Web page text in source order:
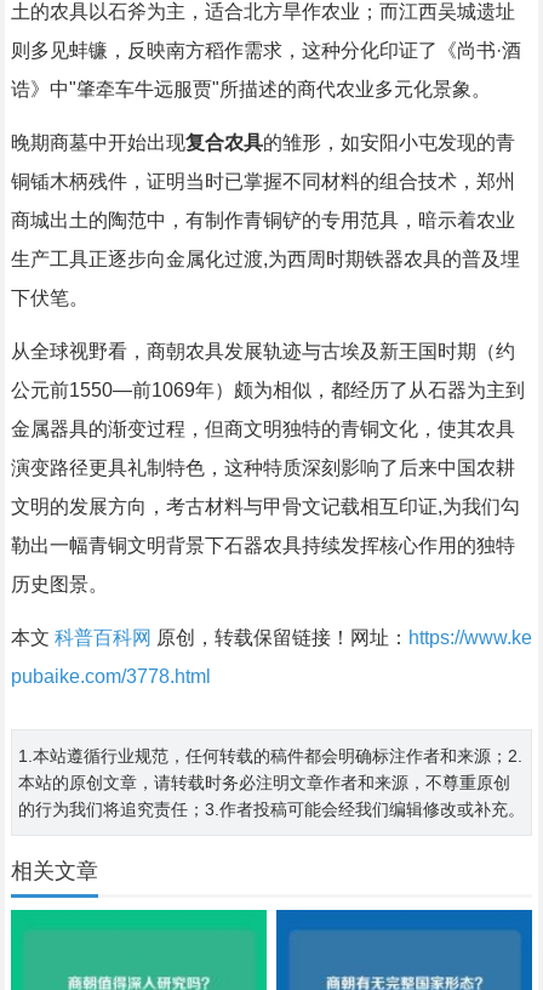
土的农具以石斧为主，适合北方旱作农业；而江西吴城遗址
则多见蚌镰，反映南方稻作需求，这种分化印证了《尚书·酒
诰》中"肇牵车牛远服贾"所描述的商代农业多元化景象。
晚期商墓中开始出现复合农具的雏形，如安阳小屯发现的青
铜锸木柄残件，证明当时已掌握不同材料的组合技术，郑州
商城出土的陶范中，有制作青铜铲的专用范具，暗示着农业
生产工具正逐步向金属化过渡,为西周时期铁器农具的普及埋
下伏笔。
从全球视野看，商朝农具发展轨迹与古埃及新王国时期（约
公元前1550—前1069年）颇为相似，都经历了从石器为主到
金属器具的渐变过程，但商文明独特的青铜文化，使其农具
演变路径更具礼制特色，这种特质深刻影响了后来中国农耕
文明的发展方向，考古材料与甲骨文记载相互印证,为我们勾
勒出一幅青铜文明背景下石器农具持续发挥核心作用的独特
历史图景。
本文 科普百科网 原创，转载保留链接！网址： https://www.ke
pubaike.com/3778.html
1.本站遵循行业规范，任何转载的稿件都会明确标注作者和来源；2.
本站的原创文章，请转载时务必注明文章作者和来源，不尊重原创
的行为我们将追究责任；3.作者投稿可能会经我们编辑修改或补充。
相关文章